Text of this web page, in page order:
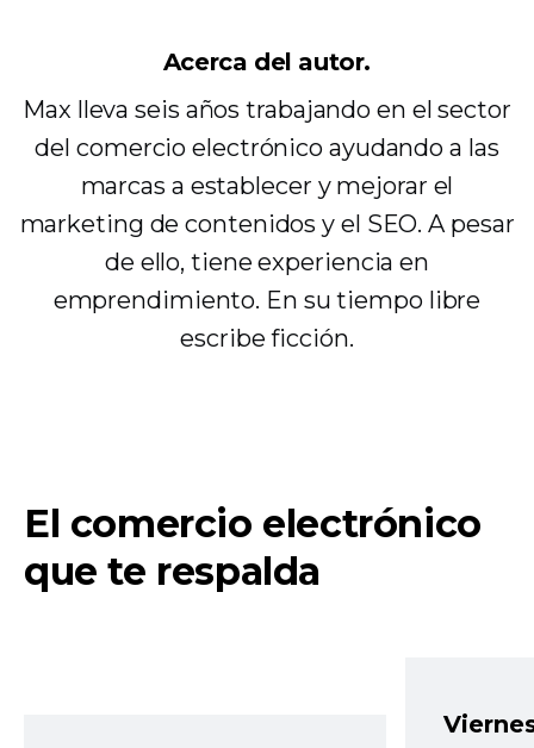
Acerca del autor.
Max lleva seis años trabajando en el sector
del comercio electrónico ayudando a las
marcas a establecer y mejorar el
marketing de contenidos y el SEO. A pesar
de ello, tiene experiencia en
emprendimiento. En su tiempo libre
escribe ficción.
El comercio electrónico
que te respalda